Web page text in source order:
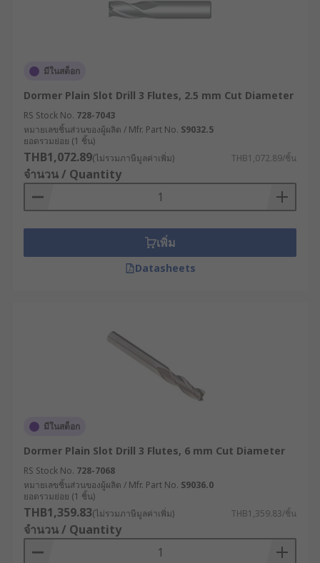
มีในสต็อก
Dormer Plain Slot Drill 3 Flutes, 2.5 mm Cut Diameter
RS Stock No. 728-7043
หมายเลขชิ้นส่วนของผู้ผลิต / Mfr. Part No. S9032.5
ยอดรวมย่อย (1 ชิ้น)
THB1,072.89(ไม่รวมภาษีมูลค่าเพิ่ม) THB1,072.89/ชิ้น
จำนวน / Quantity
เพิ่ม
Datasheets
มีในสต็อก
Dormer Plain Slot Drill 3 Flutes, 6 mm Cut Diameter
RS Stock No. 728-7068
หมายเลขชิ้นส่วนของผู้ผลิต / Mfr. Part No. S9036.0
ยอดรวมย่อย (1 ชิ้น)
THB1,359.83(ไม่รวมภาษีมูลค่าเพิ่ม) THB1,359.83/ชิ้น
จำนวน / Quantity